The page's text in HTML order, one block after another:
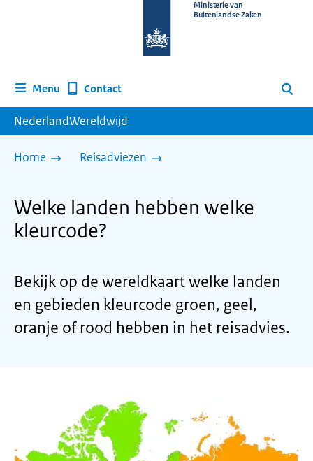
homepage
Ministerie van
Buitenlandse Zaken
Menu Contact Zoeken
NederlandWereldwijd
Home Reisadviezen
Welke landen hebben welke
kleurcode?
Bekijk op de wereldkaart welke landen
en gebieden kleurcode groen, geel,
oranje of rood hebben in het reisadvies.